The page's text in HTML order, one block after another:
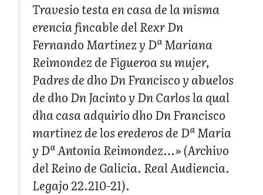
Travesio testa en casa de la misma
erencia fincable del Rexr Dn
Fernando Martinez y Dª Mariana
Reimondez de Figueroa su mujer,
Padres de dho Dn Francisco y abuelos
de dho Dn Jacinto y Dn Carlos la qual
dha casa adquirio dho Dn Francisco
martinez de los erederos de Dª Maria
y Dª Antonia Reimondez…» (Archivo
del Reino de Galicia. Real Audiencia.
Legajo 22.210-21).